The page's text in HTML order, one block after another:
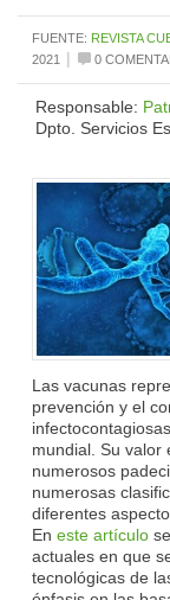
FUENTE: REVISTA
2021
| 0
Responsable:
Dpto. Servicios
Las vacunas
prevención y el
mundial. Su valor
numerosos
numerosas
diferentes
En este artículo
actuales en que
tecnológicas de